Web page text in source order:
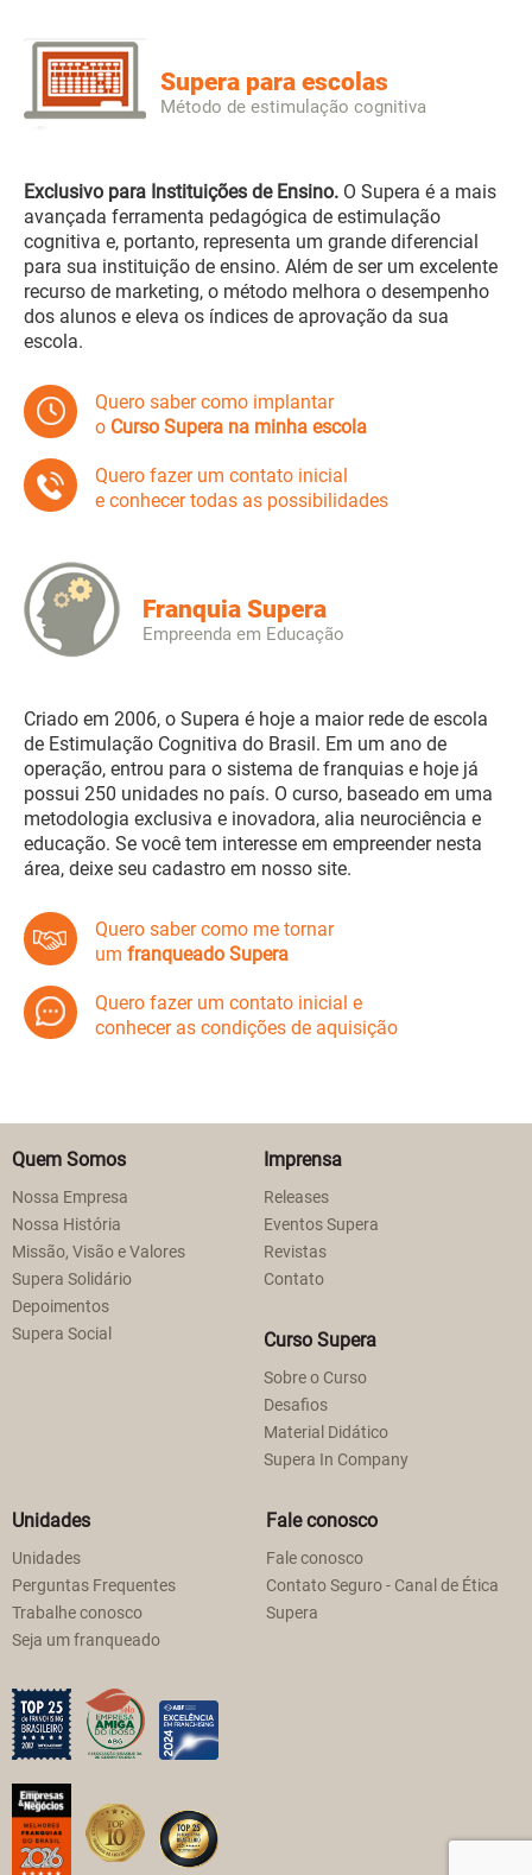
Supera para escolas
Método de estimulação cognitiva
Exclusivo para Instituições de Ensino. O Supera é a mais
avançada ferramenta pedagógica de estimulação
cognitiva e, portanto, representa um grande diferencial
para sua instituição de ensino. Além de ser um excelente
recurso de marketing, o método melhora o desempenho
dos alunos e eleva os índices de aprovação da sua
escola.
Quero saber como implantar
o Curso Supera na minha escola
Quero fazer um contato inicial
e conhecer todas as possibilidades
Franquia Supera
Empreenda em Educação
Criado em 2006, o Supera é hoje a maior rede de escola
de Estimulação Cognitiva do Brasil. Em um ano de
operação, entrou para o sistema de franquias e hoje já
possui 250 unidades no país. O curso, baseado em uma
metodologia exclusiva e inovadora, alia neurociência e
educação. Se você tem interesse em empreender nesta
área, deixe seu cadastro em nosso site.
Quero saber como me tornar
um franqueado Supera
Quero fazer um contato inicial e
conhecer as condições de aquisição
Quem Somos
Nossa Empresa
Nossa História
Missão, Visão e Valores
Supera Solidário
Depoimentos
Supera Social
Imprensa
Releases
Eventos Supera
Revistas
Contato
Curso Supera
Sobre o Curso
Desafios
Material Didático
Supera In Company
Unidades
Unidades
Perguntas Frequentes
Trabalhe conosco
Seja um franqueado
Fale conosco
Fale conosco
Contato Seguro - Canal de Ética
Supera